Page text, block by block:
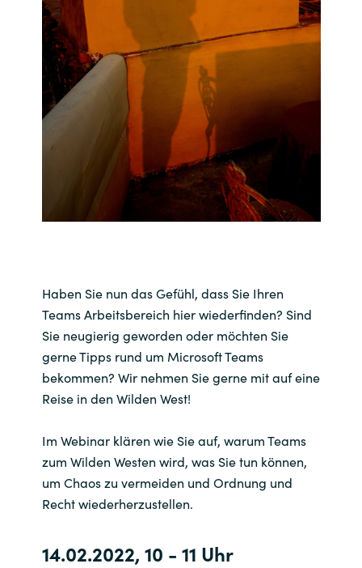
Bulgaria
Czechia
Denmark
Finland
Hungary
Iceland
India
Indonesia
Kingdom of Saudi Arabia
Latvia
Kontakt
Karriere
Channel Partner
Haben Sie nun das Gefühl, dass Sie Ihren
Teams Arbeitsbereich hier wiederfinden? Sind
Sie neugierig geworden oder möchten Sie
gerne Tipps rund um Microsoft Teams
bekommen? Wir nehmen Sie gerne mit auf eine
Reise in den Wilden West!
Im Webinar klären wie Sie auf, warum Teams
zum Wilden Westen wird, was Sie tun können,
um Chaos zu vermeiden und Ordnung und
Recht wiederherzustellen.
14.02.2022, 10 - 11 Uhr